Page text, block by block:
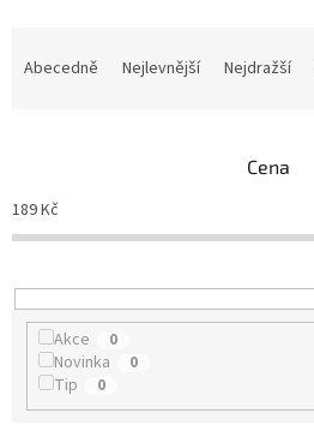
p
r
o
u
Abecedně Nejlevnější Nejdražší
Cena
189Kč
Akce 0
Novinka 0
Tip 0